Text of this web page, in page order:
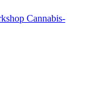
Cannabis-